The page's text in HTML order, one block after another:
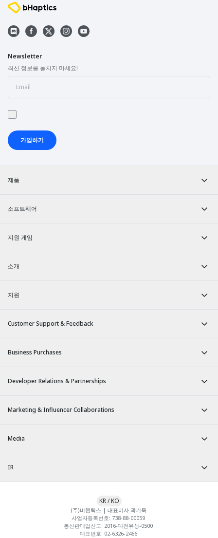
제품
소프트웨어
지원 게임
소개
지원
Customer Support & Feedback
Business Purchases
Developer Relations & Partnerships
Marketing & Influencer Collaborations
Media
IR
Newsletter
최신 정보를 놓치지 마세요!
가입하기
(주)비햅틱스 | 대표이사 곽기욱
사업자등록번호: 738-88-00059
통신판매업신고: 2016-대전유성-0500
대표번호: 02-6326-2466
KR/KO